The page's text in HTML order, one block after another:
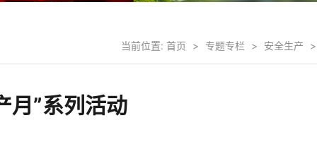
当前位置: 首页 > 专题专栏 > 安全生产 >
月”系列活动